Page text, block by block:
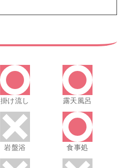
掛け流し 露天風呂
岩盤浴 食事処